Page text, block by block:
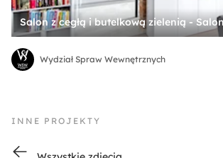
Wydział Spraw Wewnętrznych
INNE PROJEKTY